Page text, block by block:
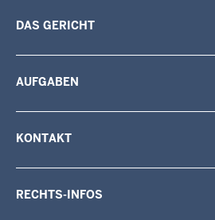
DAS GERICHT
AUFGABEN
KONTAKT
RECHTS-INFOS